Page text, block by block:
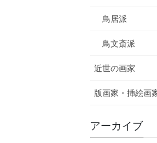
鳥居派
鳥文斎派
近世の画家
版画家・挿絵画
アーカイブ